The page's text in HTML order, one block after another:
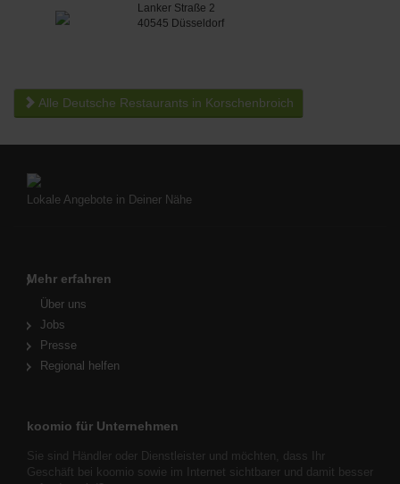
Lanker Straße 2
40545 Düsseldorf
Alle Deutsche Restaurants in Korschenbroich
Lokale Angebote in Deiner Nähe
Mehr erfahren
Über uns
Jobs
Presse
Regional helfen
koomio für Unternehmen
Sie sind Händler oder Dienstleister und möchten, dass Ihr
Geschäft bei koomio sowie im Internet sichtbarer und damit besser